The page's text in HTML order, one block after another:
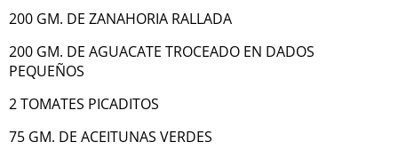
200 GM. DE ZANAHORIA RALLADA
200 GM. DE AGUACATE TROCEADO EN DADOS
PEQUEÑOS
2 TOMATES PICADITOS
75 GM. DE ACEITUNAS VERDES